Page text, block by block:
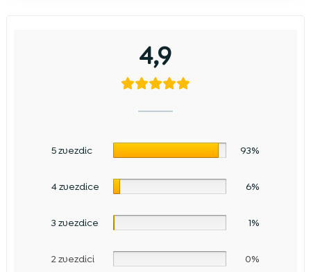
4,9
5 zvezdic 93%
4 zvezdice 6%
3 zvezdice 1%
2 zvezdici 0%